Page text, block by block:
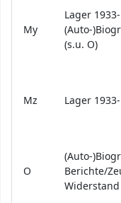
My
Lager
(Auto-
(s.u. O)
Mz Lager
O
(Auto-
Berichte/